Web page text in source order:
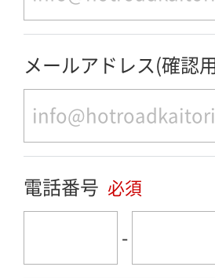
メールアドレス(確認
電話番号 必須
-